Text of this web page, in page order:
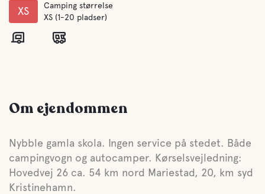
XS
Camping størrelse
XS (1-20 pladser)
Om ejendommen
Nybble gamla skola. Ingen service på stedet. Både
campingvogn og autocamper. Kørselsvejledning:
Hovedvej 26 ca. 54 km nord Mariestad, 20, km syd
Kristinehamn.